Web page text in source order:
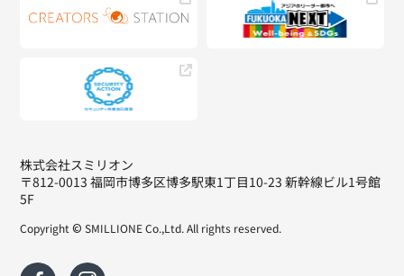
株式会社スミリオン
〒812-0013 福岡市博多区博多駅東1丁目10-23 新幹線ビル1号館
5F
Copyright © SMILLIONE Co.,Ltd. All rights reserved.